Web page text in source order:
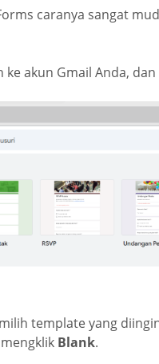
caranya sangat
ke akun Gmail Anda,
template yang
Blank.